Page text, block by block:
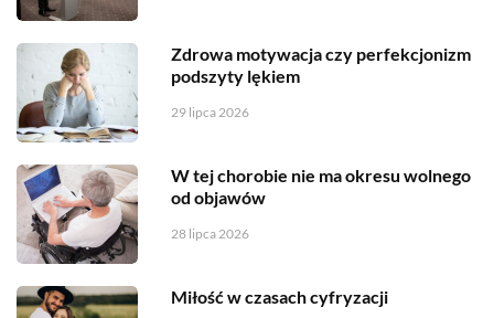
Zdrowa motywacja czy perfekcjonizm
podszyty lękiem
29 lipca 2026
W tej chorobie nie ma okresu wolnego
od objawów
28 lipca 2026
Miłość w czasach cyfryzacji